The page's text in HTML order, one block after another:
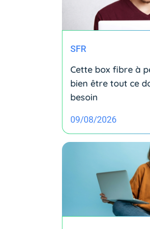
SFR
Cette box fibre à
bien être tout ce
besoin
09/08/2026